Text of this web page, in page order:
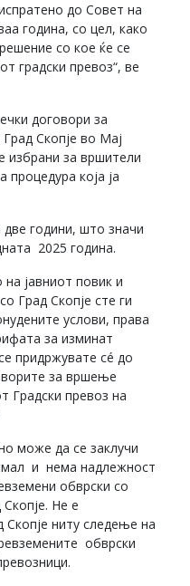
до Совет на
година, со цел, како
со кое ќе се
градски превоз“, ве
договори за
Скопје во Мај
избрани за вршители
процедура која ја
две години, што значи
2025 година.
јавниот повик и
Град Скопје сте ги
услови, права
за изминат
придржувате сé до
за вршење
Градски превоз на
може да се заклучи
и нема надлежност
обврски со
Не е
ниту следење на
обврски